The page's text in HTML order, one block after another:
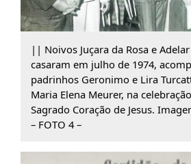
|| Noivos Juçara da Rosa e
casaram em julho de 1974,
padrinhos Geronimo e Lira
Maria Elena Meurer, na
Sagrado Coração de Jesus.
– FOTO 4 –